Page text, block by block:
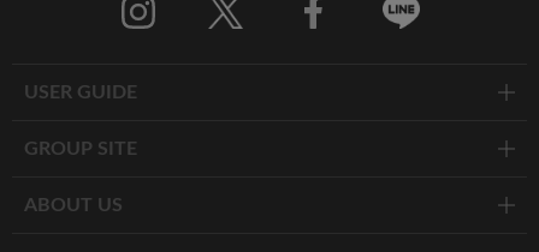
USER GUIDE
GROUP SITE
ABOUT US